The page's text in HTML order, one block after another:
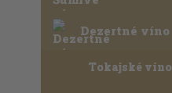
Dezertné víno
Tokajské víno